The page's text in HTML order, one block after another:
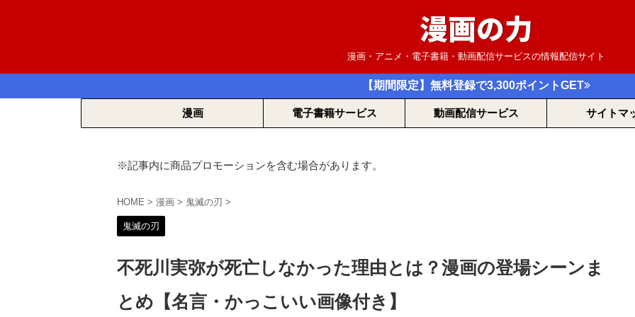
漫画・アニメ・電子書籍・動画配信サービスの情報配信サイト
【期間限定】無料登録で3,300ポイントGET
漫画 電子書籍サービス 動画配信サービス サイトマ
※記事内に商品プロモーションを含む場合があります。
HOME > 漫画 > 鬼滅の刃 >
鬼滅の刃
不死川実弥が死亡しなかった理由とは？漫画の登場シーンま
とめ【名言・かっこいい画像付き】